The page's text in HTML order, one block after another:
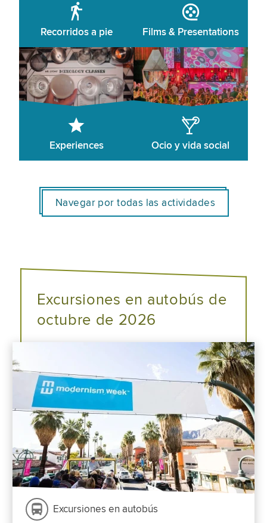
Recorridos a pie Films & Presentations
Experiences Ocio y vida social
Navegar por todas las actividades
Excursiones en autobús de
octubre de 2026
Excursiones en autobús